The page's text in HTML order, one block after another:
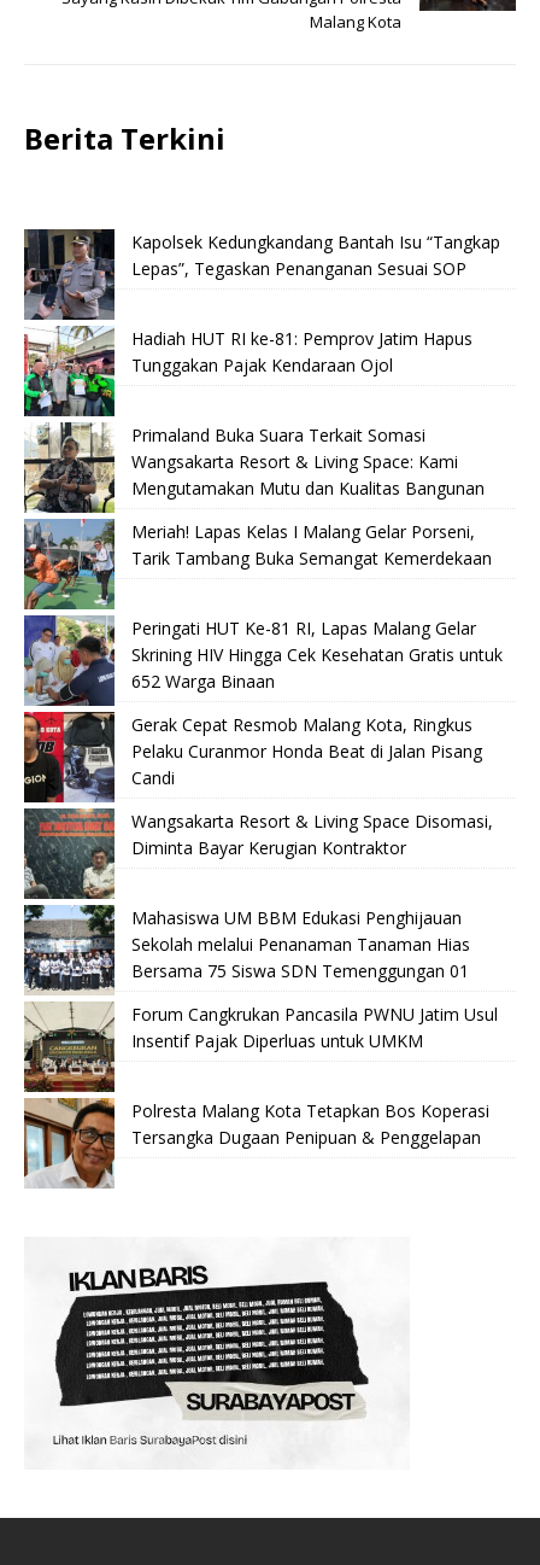
Malang Kota
Berita Terkini
Kapolsek Kedungkandang Bantah Isu “Tangkap
Lepas”, Tegaskan Penanganan Sesuai SOP
Hadiah HUT RI ke-81: Pemprov Jatim Hapus
Tunggakan Pajak Kendaraan Ojol
Primaland Buka Suara Terkait Somasi
Wangsakarta Resort & Living Space: Kami
Mengutamakan Mutu dan Kualitas Bangunan
Meriah! Lapas Kelas I Malang Gelar Porseni,
Tarik Tambang Buka Semangat Kemerdekaan
Peringati HUT Ke-81 RI, Lapas Malang Gelar
Skrining HIV Hingga Cek Kesehatan Gratis untuk
652 Warga Binaan
Gerak Cepat Resmob Malang Kota, Ringkus
Pelaku Curanmor Honda Beat di Jalan Pisang
Candi
Wangsakarta Resort & Living Space Disomasi,
Diminta Bayar Kerugian Kontraktor
Mahasiswa UM BBM Edukasi Penghijauan
Sekolah melalui Penanaman Tanaman Hias
Bersama 75 Siswa SDN Temenggungan 01
Forum Cangkrukan Pancasila PWNU Jatim Usul
Insentif Pajak Diperluas untuk UMKM
Polresta Malang Kota Tetapkan Bos Koperasi
Tersangka Dugaan Penipuan & Penggelapan